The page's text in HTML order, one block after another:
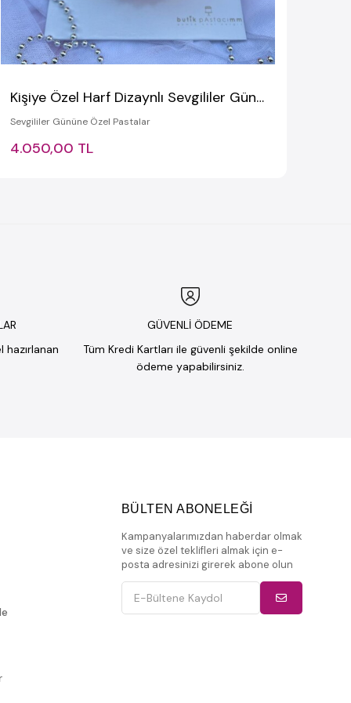
Kişiye Özel Harf Dizaynlı Sevgililer Günü Pastası
Sevgililer Gününe Özel Pastalar
4.050,00 TL
GÜVENLİ ÖDEME
Tüm Kredi Kartları ile güvenli şekilde online
ödeme yapabilirsiniz.
BÜLTEN ABONELEĞİ
Kampanyalarımızdan haberdar olmak
ve size özel teklifleri almak için e-
posta adresinizi girerek abone olun